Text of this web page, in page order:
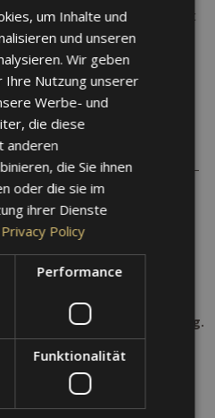
eindrucksvollen Programm mit
und Südtirol, Teresa
Wieck und Amy Beach.
und musikalischer
tauchen Sie ein in die
Genießen Sie wohltuende
und lassen Sie sich bei
für Zwei rundum verwöhnen –
Körper und Geist in Einklang
bildet ein romantisches
Köstlichkeiten,
Meraner Abende schaffen
Meran – Musik. Entspannung.
GERMAN
um Inhalte und
und unseren
Wir geben
Ihre Nutzung unserer
Werbe- und
die diese
anderen
die Sie ihnen
oder die sie im
ihrer Dienste
Privacy Policy
Performance
Funktionalität